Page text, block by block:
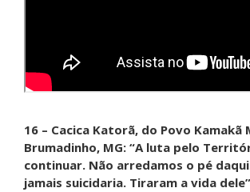
16 – Cacica Katorã, do Povo Kamakã
Brumadinho, MG: “A luta pelo
continuar. Não arredamos o pé
jamais suicidaria. Tiraram a vida